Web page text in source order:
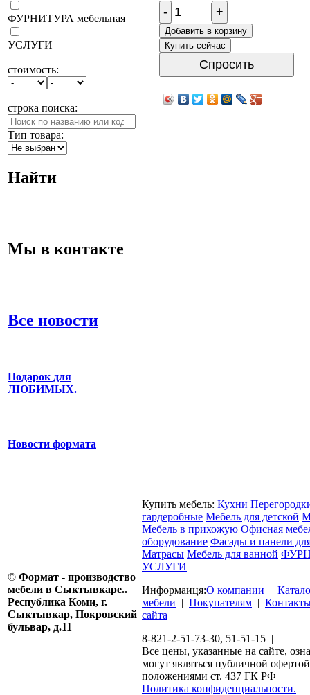
ФУРНИТУРА мебельная
УСЛУГИ
стоимость:
строка поиска:
Тип товара:
Найти
Мы в контакте
Все новости
Подарок для
ЛЮБИМЫХ.
Новости формата
- +
Добавить в корзину
Купить сейчас
Спросить
© Формат - производство
мебели в Сыктывкаре..
Республика Коми, г.
Сыктывкар, Покровский
бульвар, д.11
Купить мебель: Кухни
гардеробные Мебель для детской
Мебель в прихожую Офисная
оборудование Фасады и панели
Матрасы Мебель для ванной
УСЛУГИ
Информаиця:О компании |
мебели | Покупателям |
сайта
8-821-2-51-73-30, 51-51-15 |
Все цены, указанные на сайте,
могут являться публичной
положениями ст. 437 ГК РФ
Политика конфиденциальности.